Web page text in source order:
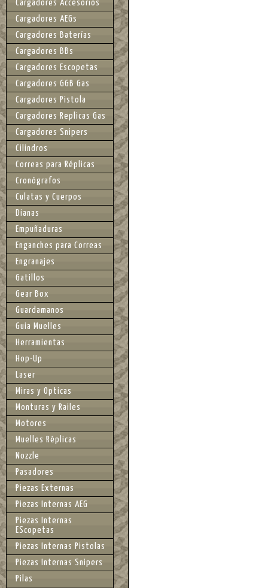
Cargadores Accesorios
Cargadores AEGs
Cargadores Baterías
Cargadores BBs
Cargadores Escopetas
Cargadores GGB Gas
Cargadores Pistola
Cargadores Replicas Gas
Cargadores Snipers
Cilindros
Correas para Réplicas
Cronógrafos
Culatas y Cuerpos
Dianas
Empuñaduras
Enganches para Correas
Engranajes
Gatillos
Gear Box
Guardamanos
Guia Muelles
Herramientas
Hop-Up
Laser
Miras y Opticas
Monturas y Railes
Motores
Muelles Réplicas
Nozzle
Pasadores
Piezas Externas
Piezas Internas AEG
Piezas Internas
EScopetas
Piezas Internas Pistolas
Piezas Internas Snipers
Pilas